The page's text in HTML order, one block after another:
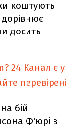
коштують
досить
24 Канал є у
перевірені
бій
Ф'юрі в